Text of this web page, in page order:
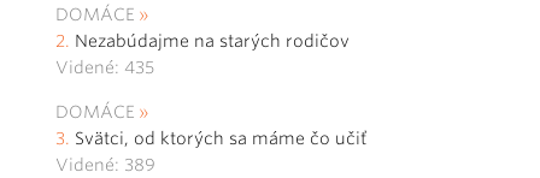
DOMÁCE
Nezabúdajme na starých rodičov
Videné: 435
DOMÁCE
Svätci, od ktorých sa máme čo učiť
Videné: 389